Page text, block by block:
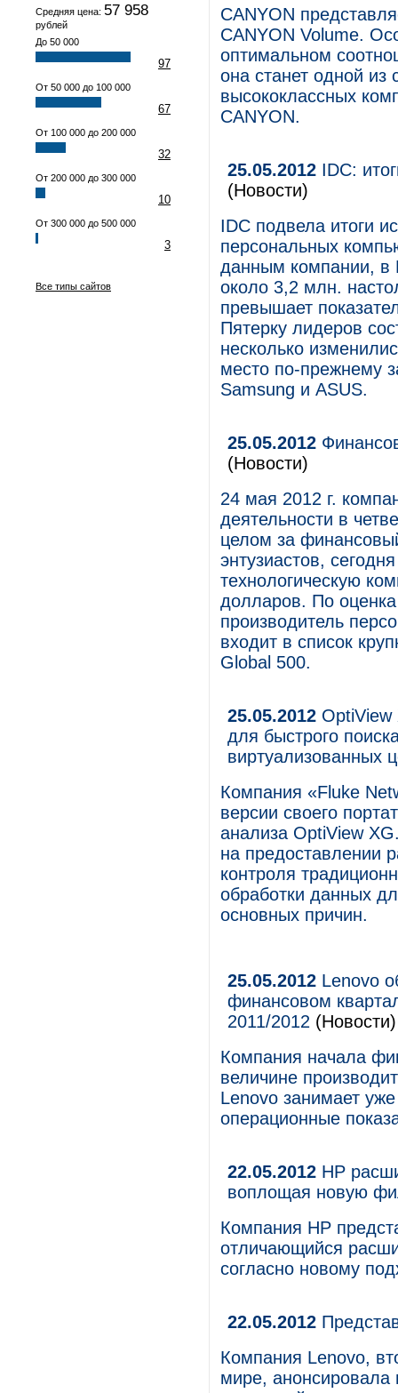
Средняя цена: 57 958
рублей
До 50 000
97
От 50 000 до 100 000
67
От 100 000 до 200 000
32
От 200 000 до 300 000
10
От 300 000 до 500 000
3
Все типы сайтов
CANYON
CANYON Volume.
оптимальном
она станет одной
высококлассных
CANYON.
25.05.2012 IDC:
(Новости)
IDC подвела итоги
персональных
данным компании, в
около 3,2 млн.
превышает
Пятерку лидеров
несколько
место по-прежнему
Samsung и ASUS.
25.05.2012
(Новости)
24 мая 2012 г.
деятельности в
целом за
энтузиастов,
технологическую
долларов. По
производитель
входит в список
Global 500.
25.05.2012 OptiView
для быстрого
виртуализованных
Компания «Fluke
версии своего
анализа OptiView
на предоставлении
контроля
обработки данных
основных причин.
25.05.2012 Lenovo
финансовом
2011/2012 (Новости)
Компания начала
величине
Lenovo занимает
операционные
22.05.2012 HP
воплощая новую
Компания HP
отличающийся
согласно новому
22.05.2012
Компания Lenovo,
мире, анонсировала